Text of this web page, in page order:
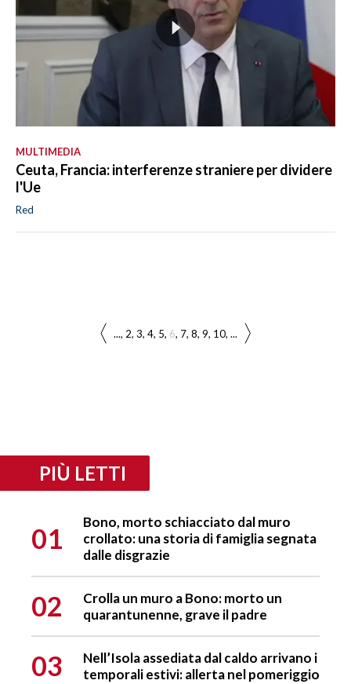
MULTIMEDIA
Ceuta, Francia: interferenze straniere per dividere
l'Ue
Red
... 2 3 4 5 6 7 8 9 10 ...
PIÙ LETTI
01
Bono, morto schiacciato dal muro
crollato: una storia di famiglia segnata
dalle disgrazie
02
Crolla un muro a Bono: morto un
quarantunenne, grave il padre
03
Nell’Isola assediata dal caldo arrivano i
temporali estivi: allerta nel pomeriggio